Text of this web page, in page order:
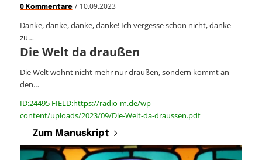
0 Kommentare / 10.09.2023
Danke, danke, danke, danke! Ich vergesse schon nicht, danke
zu…
Die Welt da draußen
Die Welt wohnt nicht mehr nur draußen, sondern kommt an
den…
ID:24495 FIELD:https://radio-m.de/wp-
content/uploads/2023/09/Die-Welt-da-draussen.pdf
Zum Manuskript